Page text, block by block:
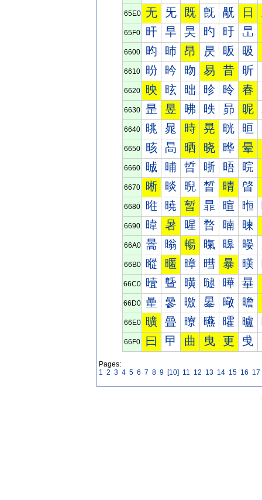
65E0 无 旡 既 旣 旤 日
65F0 旰 旱 旲 旳 旴 旵
6600 昀 昁 昂 昃 昄 昅
6610 昐 昑 昒 易 昔 昕
6620 映 昡 昢 昣 昤 春
6630 昰 昱 昲 昳 昴 昵
6640 晀 晁 時 晃 晄 晅
6650 晐 晑 晒 晓 晔 晕
6660 晠 晡 晢 晣 晤 晥
6670 晰 晱 晲 晳 晴 晵
6680 暀 暁 暂 暃 暄 暅
6690 暐 暑 暒 暓 暔 暕
66A0 暠 暡 暢 暣 暤 暥
66B0 暰 暱 暲 暳 暴 暵
66C0 曀 曁 曂 曃 曄 曅
66D0 曐 曑 曒 曓 曔 曕
66E0 曠 曡 曢 曣 曤 曥
66F0 曰 曱 曲 曳 更 曵
Pages:
1 2 3 4 5 6 7 8 9 [10] 11 12 13 14 15 16 17